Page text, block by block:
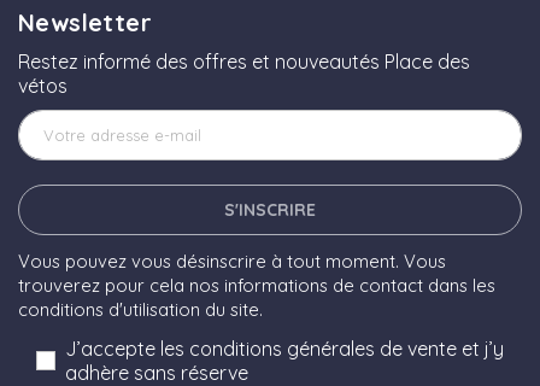
Newsletter
Restez informé des offres et nouveautés Place des
vétos
S'INSCRIRE
Vous pouvez vous désinscrire à tout moment. Vous
trouverez pour cela nos informations de contact dans les
conditions d'utilisation du site.
J’accepte les conditions générales de vente et j’y
adhère sans réserve